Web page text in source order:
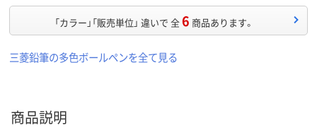
「カラー」「販売単位」 違いで 全6 商品あります。
三菱鉛筆の多色ボールペンを全て見る
商品説明